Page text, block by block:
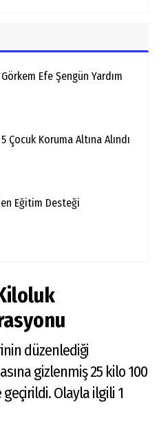
Efe Şengün Yardım
Çocuk Koruma Altına Alındı
Eğitim Desteği
düzenlediği
gizlenmiş 25 kilo 100
Olayla ilgili 1